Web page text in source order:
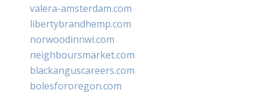
valera-amsterdam.com
libertybrandhemp.com
norwoodinnwi.com
neighboursmarket.com
blackanguscareers.com
bolesfororegon.com